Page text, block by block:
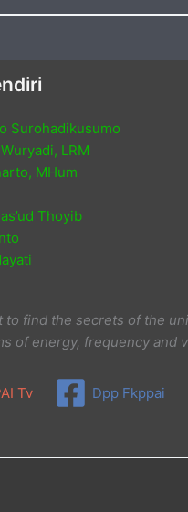
Surohadikusumo
LRM
MHum
Thoyib
to find the secrets of the
of energy, frequency and
Tv Dpp Fkppai